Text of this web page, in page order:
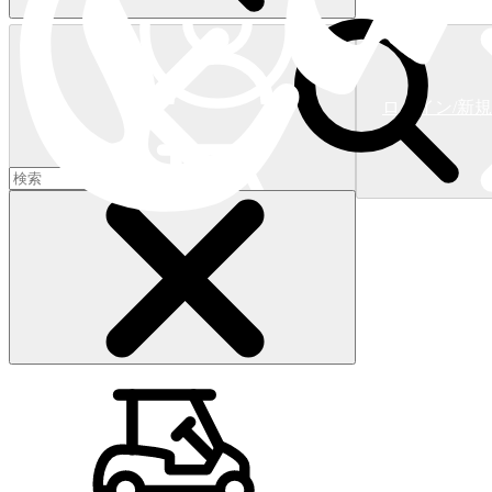
ログイン/新
ショッピングカート 0)